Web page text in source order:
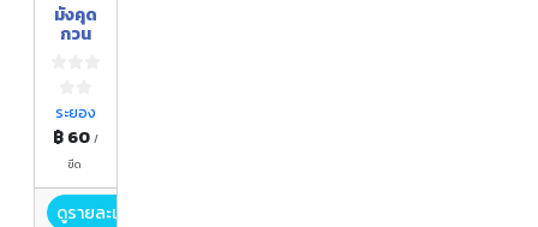
มังคุด
กวน
ระยอง
฿ 60 /
ขีด
ดูรายละเอียด